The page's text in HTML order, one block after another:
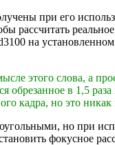
при его
на
этого слова, а
обрезанное в 1,5
кадра, но это никак
но при
фокусное